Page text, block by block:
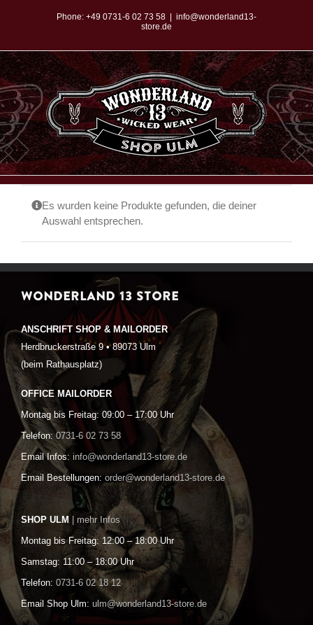
springen
Phone: +49 0731-6 02 73 58
info@wonderland13-
store.de
Es wurden keine Produkte gefunden, die deiner
Auswahl entsprechen.
WONDERLAND 13 STORE
ANSCHRIFT SHOP & MAILORDER
Herdbruckerstraße 9 • 89073 Ulm
(beim Rathausplatz)
OFFICE MAILORDER
Montag bis Freitag: 09:00 – 17:00 Uhr
Telefon: 0731-6 02 73 58
Email Infos: info@wonderland13-store.de
Email Bestellungen: order@wonderland13-store.de
SHOP ULM | mehr Infos
Montag bis Freitag: 12:00 – 18:00 Uhr
Samstag: 11:00 – 18:00 Uhr
Telefon: 0731-6 02 18 12
Email Shop Ulm: ulm@wonderland13-store.de